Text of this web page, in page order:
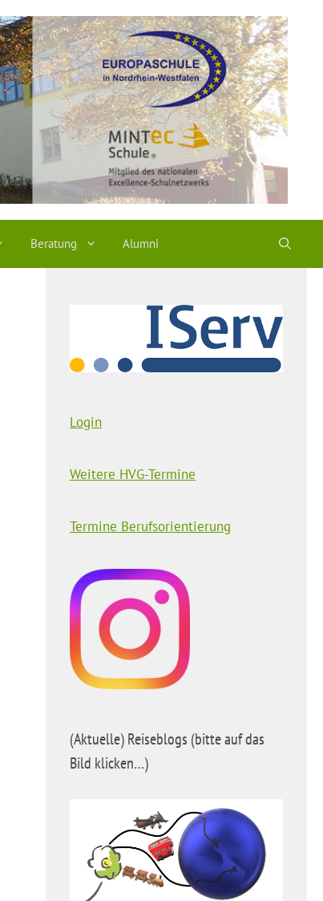
Beratung Alumni
Login
Weitere HVG-Termine
Termine Berufsorientierung
(Aktuelle) Reiseblogs (bitte auf das
Bild klicken…)